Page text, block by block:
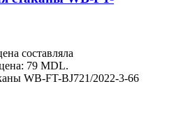
составляла
79 MDL.
WB-FT-BJ721/2022-3-66